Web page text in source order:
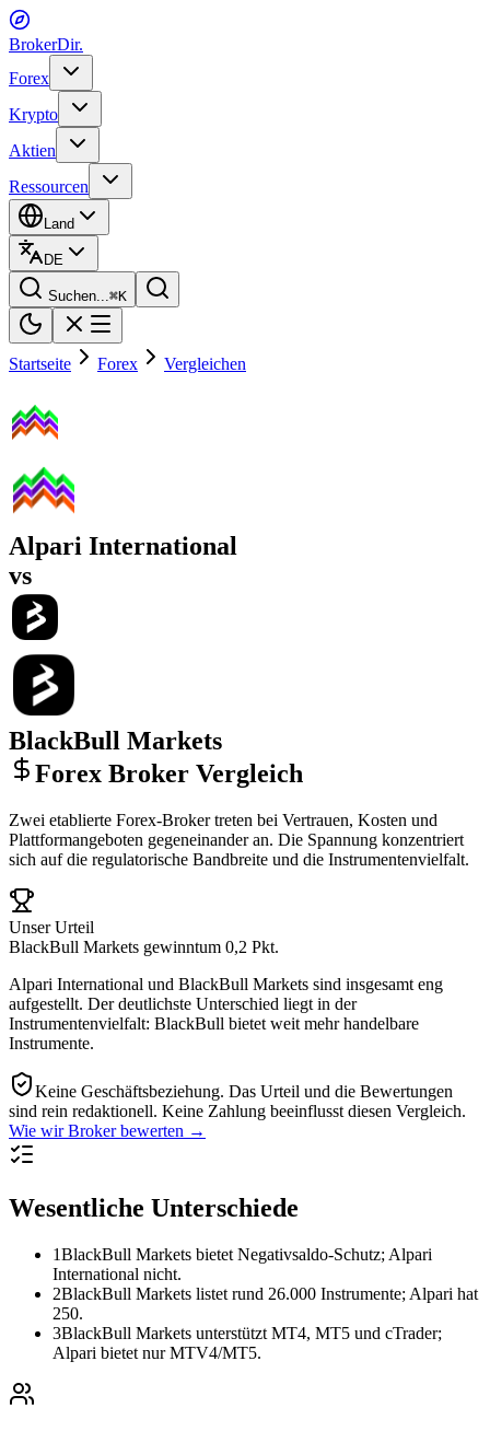
BrokerDir.
Forex
Krypto
Aktien
Ressourcen
Land
DE
Suchen...⌘K
Startseite Forex Vergleichen
Alpari International
vs
BlackBull Markets
Forex Broker Vergleich
Zwei etablierte Forex-Broker treten bei Vertrauen, Kosten und
Plattformangeboten gegeneinander an. Die Spannung konzentriert
sich auf die regulatorische Bandbreite und die Instrumentenvielfalt.
Unser Urteil
BlackBull Markets gewinntum 0,2 Pkt.
Alpari International und BlackBull Markets sind insgesamt eng
aufgestellt. Der deutlichste Unterschied liegt in der
Instrumentenvielfalt: BlackBull bietet weit mehr handelbare
Instrumente.
Keine Geschäftsbeziehung. Das Urteil und die Bewertungen
sind rein redaktionell. Keine Zahlung beeinflusst diesen Vergleich.
Wie wir Broker bewerten →
Wesentliche Unterschiede
1BlackBull Markets bietet Negativsaldo-Schutz; Alpari
International nicht.
2BlackBull Markets listet rund 26.000 Instrumente; Alpari hat
250.
3BlackBull Markets unterstützt MT4, MT5 und cTrader;
Alpari bietet nur MTV4/MT5.